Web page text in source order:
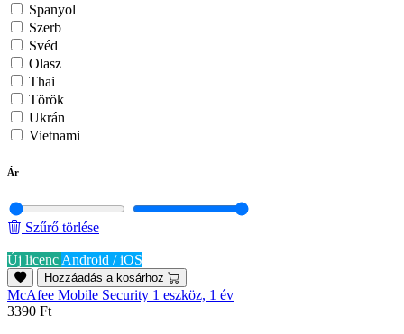
Spanyol
Szerb
Svéd
Olasz
Thai
Török
Ukrán
Vietnami
Ár
Szűrő törlése
Új licenc Android / iOS
Hozzáadás a kosárhoz
McAfee Mobile Security 1 eszköz, 1 év
3390 Ft